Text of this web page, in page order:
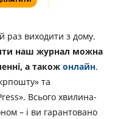
раз виходити з дому.
наш журнал можна
а також онлайн.
та
Всього хвилина-
– і ви гарантовано